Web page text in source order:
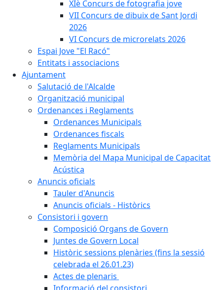
XIè Concurs de fotografia jove
VII Concurs de dibuix de Sant Jordi
2026
VI Concurs de microrelats 2026
Espai Jove "El Racó"
Entitats i associacions
Ajuntament
Salutació de l'Alcalde
Organització municipal
Ordenances i Reglaments
Ordenances Municipals
Ordenances fiscals
Reglaments Municipals
Memòria del Mapa Municipal de Capacitat
Acústica
Anuncis oficials
Tauler d'Anuncis
Anuncis oficials - Històrics
Consistori i govern
Composició Organs de Govern
Juntes de Govern Local
Històric sessions plenàries (fins la sessió
celebrada el 26.01.23)
Actes de plenaris